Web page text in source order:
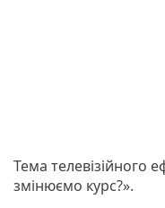
Тема телевізійного
змінюємо курс?».